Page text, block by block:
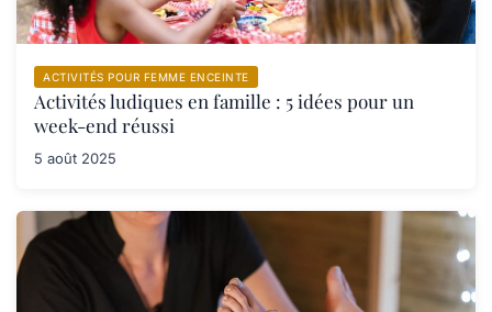
ACTIVITÉS POUR FEMME ENCEINTE
Activités ludiques en famille : 5 idées pour un
week-end réussi
5 août 2025